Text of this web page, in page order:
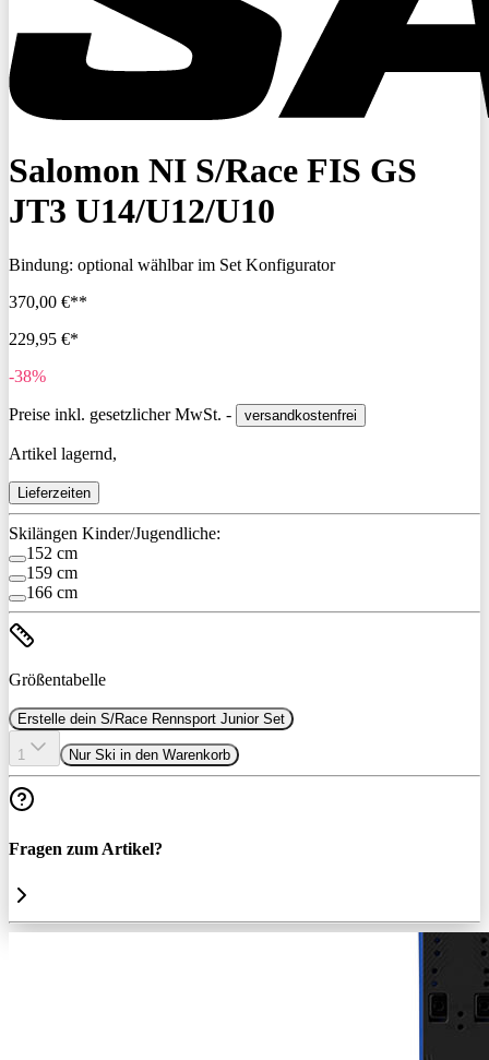
Salomon NI S/Race FIS GS
JT3 U14/U12/U10
Bindung: optional wählbar im Set Konfigurator
370,00 €**
229,95 €*
-38%
Preise inkl. gesetzlicher MwSt. - versandkostenfrei
Artikel lagernd,
Lieferzeiten
Skilängen Kinder/Jugendliche:
152 cm
159 cm
166 cm
Größentabelle
Erstelle dein S/Race Rennsport Junior Set
1 Nur Ski in den Warenkorb
Fragen zum Artikel?